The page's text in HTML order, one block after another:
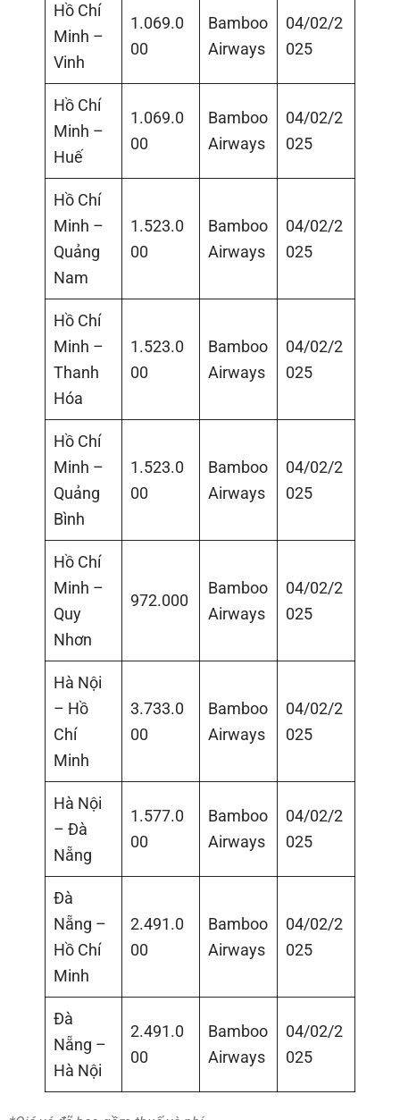
Hồ Chí
Minh –
Vinh
1.069.0
00
Bamboo
Airways
04/02/2
025
Hồ Chí
Minh –
Huế
1.069.0
00
Bamboo
Airways
04/02/2
025
Hồ Chí
Minh –
Quảng
Nam
1.523.0
00
Bamboo
Airways
04/02/2
025
Hồ Chí
Minh –
Thanh
Hóa
1.523.0
00
Bamboo
Airways
04/02/2
025
Hồ Chí
Minh –
Quảng
Bình
1.523.0
00
Bamboo
Airways
04/02/2
025
Hồ Chí
Minh –
Quy
Nhơn
972.000
Bamboo
Airways
04/02/2
025
Hà Nội
– Hồ
Chí
Minh
3.733.0
00
Bamboo
Airways
04/02/2
025
Hà Nội
– Đà
Nẵng
1.577.0
00
Bamboo
Airways
04/02/2
025
Đà
Nẵng –
Hồ Chí
Minh
2.491.0
00
Bamboo
Airways
04/02/2
025
Đà
Nẵng –
Hà Nội
2.491.0
00
Bamboo
Airways
04/02/2
025